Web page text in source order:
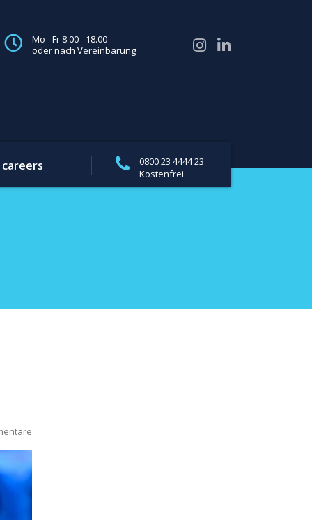
Mo - Fr 8.00 - 18.00
oder nach Vereinbarung
careers
0800 23 4444 23
Kostenfrei